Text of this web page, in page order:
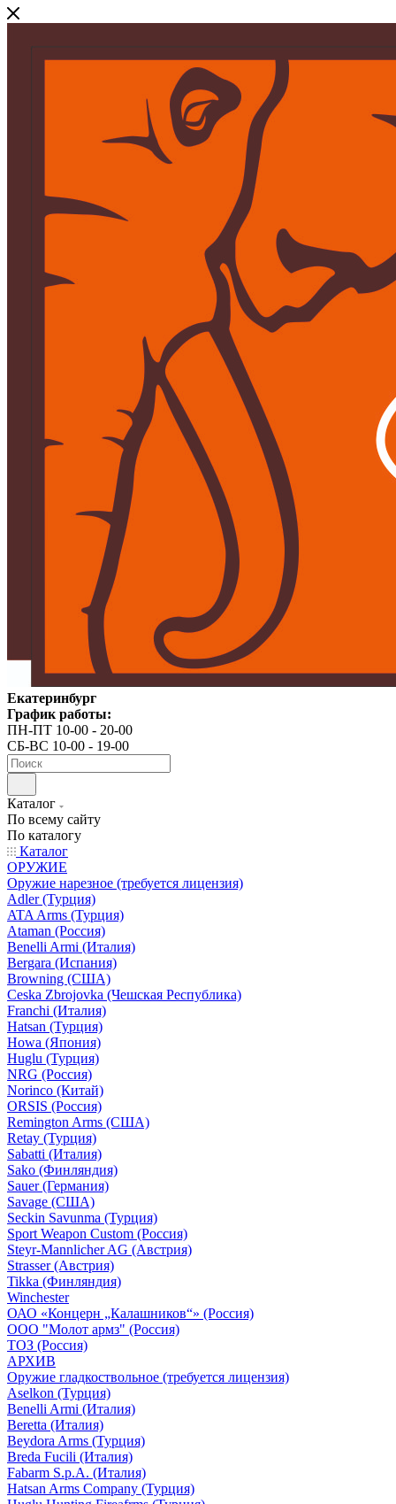
Екатеринбург
График работы:
ПН-ПТ 10-00 - 20-00
СБ-ВС 10-00 - 19-00
Каталог
По всему сайту
По каталогу
Каталог
ОРУЖИЕ
Оружие нарезное (требуется лицензия)
Adler (Турция)
ATA Arms (Турция)
Ataman (Россия)
Benelli Armi (Италия)
Bergara (Испания)
Browning (США)
Ceska Zbrojovka (Чешская Республика)
Franchi (Италия)
Hatsan (Турция)
Howa (Япония)
Huglu (Турция)
NRG (Россия)
Norinco (Китай)
ORSIS (Россия)
Remington Arms (США)
Retay (Турция)
Sabatti (Италия)
Sako (Финляндия)
Sauer (Германия)
Savage (США)
Seckin Savunma (Турция)
Sport Weapon Custom (Россия)
Steyr-Mannlicher AG (Австрия)
Strasser (Австрия)
Tikka (Финляндия)
Winchester
ОАО «Концерн „Калашников“» (Россия)
ООО "Молот армз" (Россия)
ТОЗ (Россия)
АРХИВ
Оружие гладкоствольное (требуется лицензия)
Aselkon (Турция)
Benelli Armi (Италия)
Beretta (Италия)
Beydora Arms (Турция)
Breda Fucili (Италия)
Fabarm S.p.A. (Италия)
Hatsan Arms Company (Турция)